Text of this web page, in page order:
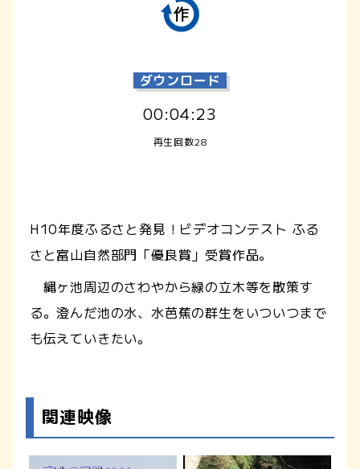
ダウンロード
00:04:23
再生回数28
H10年度ふるさと発見！ビデオコンテスト ふる
さと富山自然部門「優良賞」受賞作品。
縄ヶ池周辺のさわやから緑の立木等を散策す
る。澄んだ池の水、水芭蕉の群生をいついつまで
も伝えていきたい。
関連映像